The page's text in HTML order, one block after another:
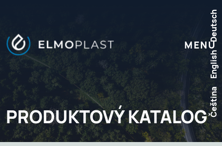
MENU
PRODUKTOVÝ KATALOGČeština
English
Deutsch